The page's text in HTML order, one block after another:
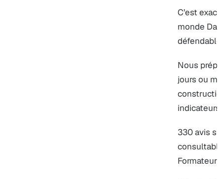
C’est
monde
Nous
jours ou
330 avis
Formateur